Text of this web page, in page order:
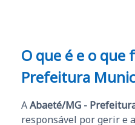
O que é e o que
Prefeitura
AAbaeté/MG -
responsável por gerir e